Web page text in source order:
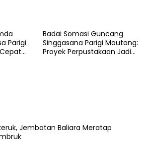
Parigi
Badai Somasi Guncang
Singgasana Parigi Moutong:
Proyek Perpustakaan Jadi
Jembatan Baliara Meratap